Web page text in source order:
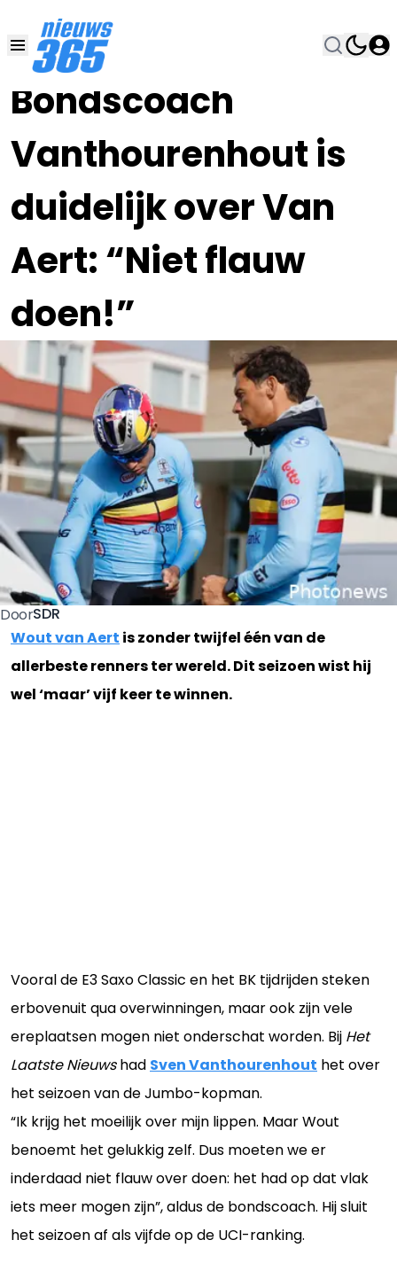
Bondscoach
Vanthourenhout is
duidelijk over Van
Aert: “Niet flauw
doen!”
20 OKT 2023, 18:45
DoorSDR
Wout van Aert is zonder twijfel één van de
allerbeste renners ter wereld. Dit seizoen wist hij
wel ‘maar’ vijf keer te winnen.
Vooral de E3 Saxo Classic en het BK tijdrijden steken
erbovenuit qua overwinningen, maar ook zijn vele
ereplaatsen mogen niet onderschat worden. Bij Het
Laatste Nieuwshad Sven Vanthourenhout het over
het seizoen van de Jumbo-kopman.
“Ik krijg het moeilijk over mijn lippen. Maar Wout
benoemt het gelukkig zelf. Dus moeten we er
inderdaad niet flauw over doen: het had op dat vlak
iets meer mogen zijn”, aldus de bondscoach. Hij sluit
het seizoen af als vijfde op de UCI-ranking.